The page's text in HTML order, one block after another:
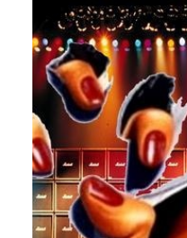
REPLAY
ÉMISSIONS
BOUTIQUE